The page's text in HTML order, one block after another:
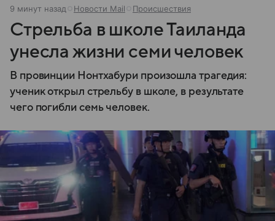
9 минут назад Новости Mail Происшествия
Стрельба в школе Таиланда
унесла жизни семи человек
В провинции Нонтхабури произошла трагедия:
ученик открыл стрельбу в школе, в результате
чего погибли семь человек.